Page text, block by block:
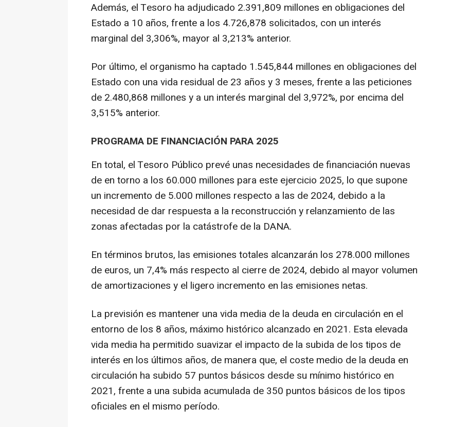
Además, el Tesoro ha adjudicado 2.391,809 millones en obligaciones del
Estado a 10 años, frente a los 4.726,878 solicitados, con un interés
marginal del 3,306%, mayor al 3,213% anterior.
Por último, el organismo ha captado 1.545,844 millones en obligaciones del
Estado con una vida residual de 23 años y 3 meses, frente a las peticiones
de 2.480,868 millones y a un interés marginal del 3,972%, por encima del
3,515% anterior.
PROGRAMA DE FINANCIACIÓN PARA 2025
En total, el Tesoro Público prevé unas necesidades de financiación nuevas
de en torno a los 60.000 millones para este ejercicio 2025, lo que supone
un incremento de 5.000 millones respecto a las de 2024, debido a la
necesidad de dar respuesta a la reconstrucción y relanzamiento de las
zonas afectadas por la catástrofe de la DANA.
En términos brutos, las emisiones totales alcanzarán los 278.000 millones
de euros, un 7,4% más respecto al cierre de 2024, debido al mayor volumen
de amortizaciones y el ligero incremento en las emisiones netas.
La previsión es mantener una vida media de la deuda en circulación en el
entorno de los 8 años, máximo histórico alcanzado en 2021. Esta elevada
vida media ha permitido suavizar el impacto de la subida de los tipos de
interés en los últimos años, de manera que, el coste medio de la deuda en
circulación ha subido 57 puntos básicos desde su mínimo histórico en
2021, frente a una subida acumulada de 350 puntos básicos de los tipos
oficiales en el mismo período.